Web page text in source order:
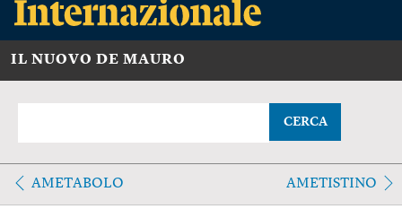
IL NUOVO DE MAURO
CERCA
AMETABOLO AMETISTINO